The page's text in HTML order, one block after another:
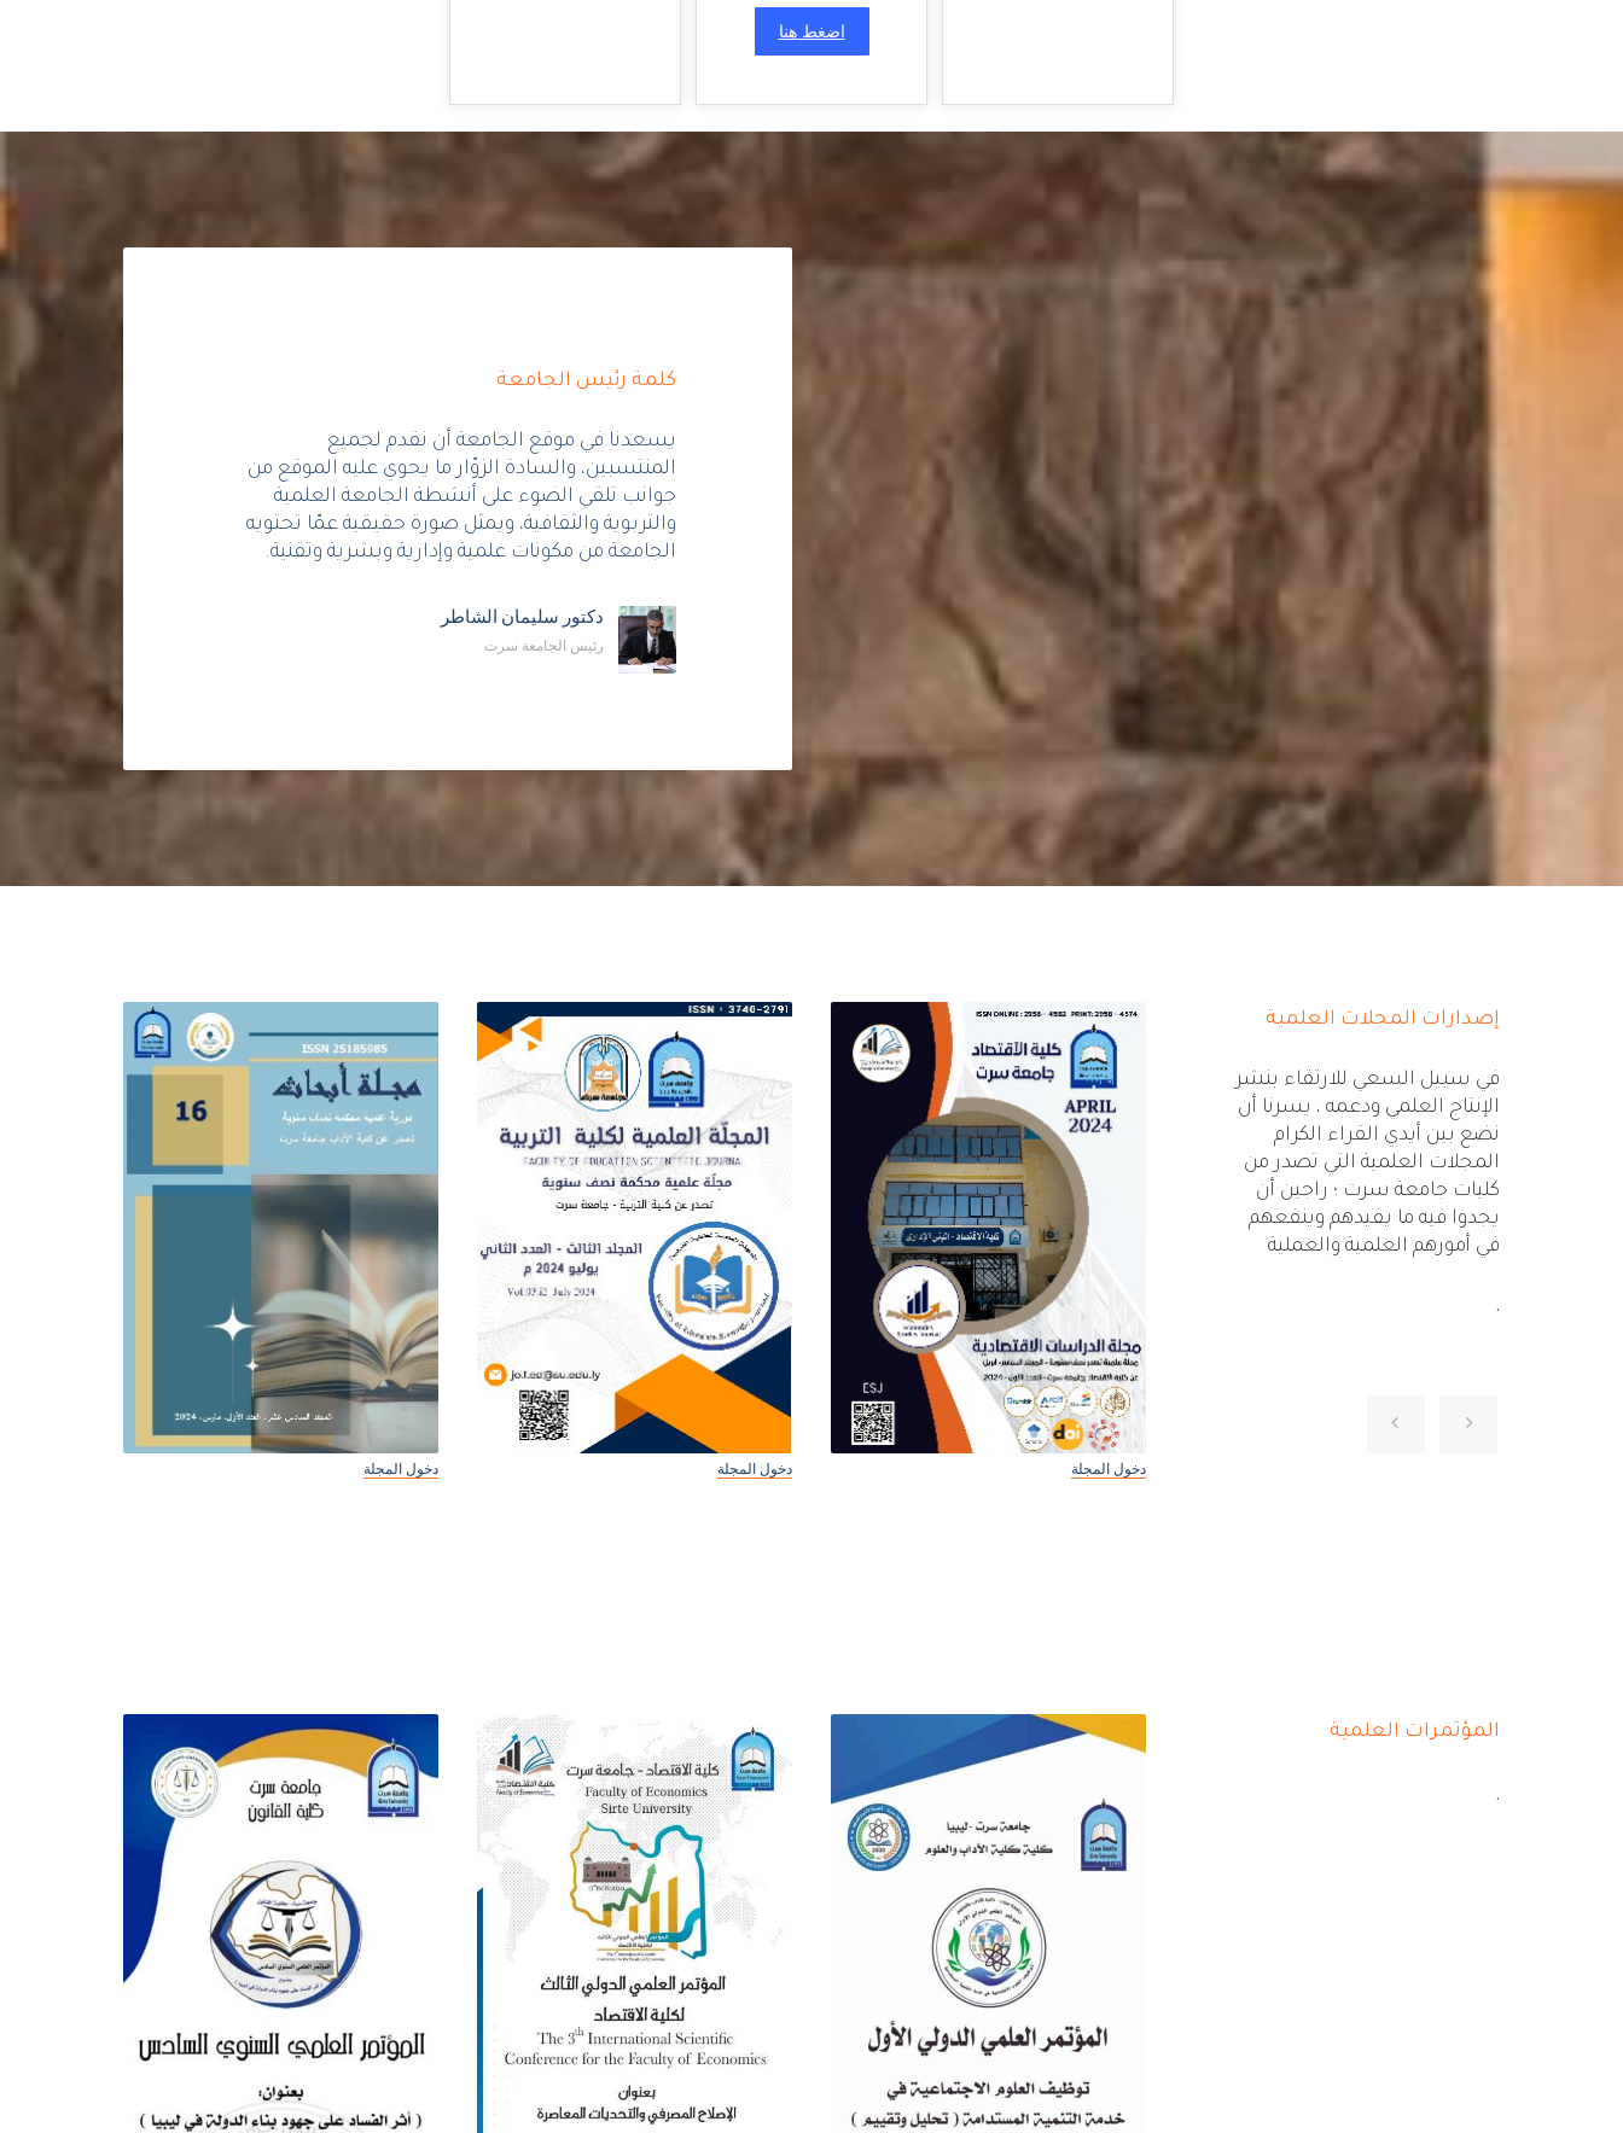
اضغط هنا
كلمة رئيس الجامعة
يسعدنا في موقع الجامعة أن نقدم لجميع
المنتسبين، والسادة الزوّار ما يحوي عليه الموقع من
جوانب تلقي الضوء على أنشطة الجامعة العلمية
والتربوية والثقافية، ويمثل صورة حقيقية عمّا تحتويه
الجامعة من مكونات علمية وإدارية وبشرية وتقنية.
دكتور سليمان الشاطر
رئيس الجامعة سرت
إصدارات المجلات العلمية
في سبيل السعي للارتقاء بنشر
الإنتاج العلمي ودعمه ، يسرنا أن
نضع بين أيدي القراء الكرام
المجلات العلمية التي تصدر من
كليات جامعة سرت ؛ راجين أن
يجدوا فيه ما يفيدهم وينفعهم
في أمورهم العلمية والعملية
.
دخول المجلة دخول المجلة دخول المجلة
المؤتمرات العلمية
.